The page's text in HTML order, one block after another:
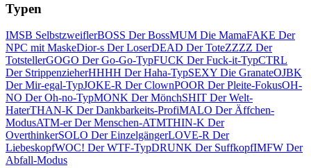
Typen
IMSB SelbstzweiflerBOSS Der BossMUM Die MamaFAKE Der
NPC mit MaskeDior-s Der LoserDEAD Der ToteZZZZ Der
TotstellerGOGO Der Go-Go-TypFUCK Der Fuck-it-TypCTRL
Der StrippenzieherHHHH Der Haha-TypSEXY Die GranateOJBK
Der Mir-egal-TypJOKE-R Der ClownPOOR Der Pleite-FokusOH-
NO Der Oh-no-TypMONK Der MönchSHIT Der Welt-
HaterTHAN-K Der Dankbarkeits-ProfiMALO Der Äffchen-
ModusATM-er Der Menschen-ATMTHIN-K Der
OverthinkerSOLO Der EinzelgängerLOVE-R Der
LiebeskopfWOC! Der WTF-TypDRUNK Der SuffkopfIMFW Der
Abfall-Modus